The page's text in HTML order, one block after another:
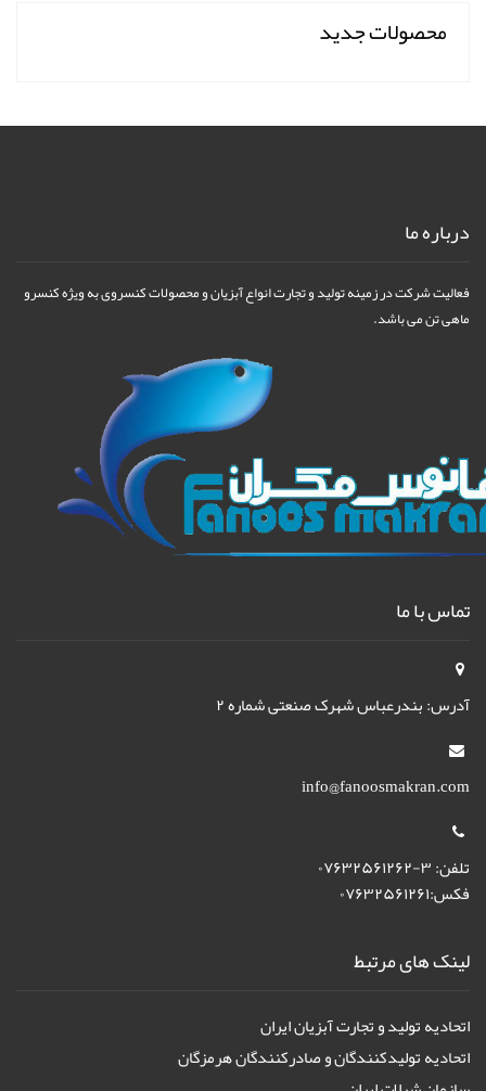
محصولات جدید
درباره ما
فعالیت شرکت در زمینه تولید و تجارت انواع آبزیان و محصولات کنسروی به ویژه کنسرو
ماهی تن می باشد.
تماس با ما
آدرس: بندرعباس شهرک صنعتی شماره ۲
info@fanoosmakran.com
تلفن: ۳-۰۷۶۳۲۵۶۱۲۶۲
فکس:۰۷۶۳۲۵۶۱۲۶۱
لینک های مرتبط
اتحادیه تولید و تجارت آبزیان ایران
اتحادیه تولیدکنندگان و صادرکنندگان هرمزگان